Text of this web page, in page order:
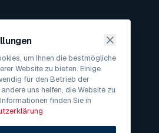
um Ihnen die bestmögliche
Website zu bieten. Einige
für den Betrieb der
uns helfen, die Website zu
finden Sie in